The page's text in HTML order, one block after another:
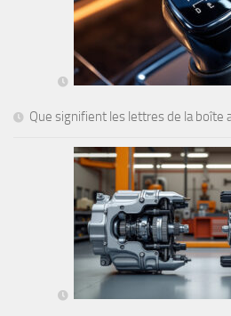
Que signifient les lettres de la boîte